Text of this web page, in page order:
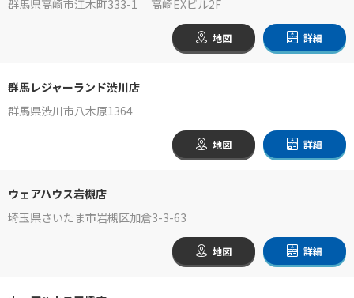
群馬県高崎市江木町333-1 高崎EXビル2F
地図 詳細
群馬レジャーランド渋川店
群馬県渋川市八木原1364
地図 詳細
ウェアハウス岩槻店
埼玉県さいたま市岩槻区加倉3-3-63
地図 詳細